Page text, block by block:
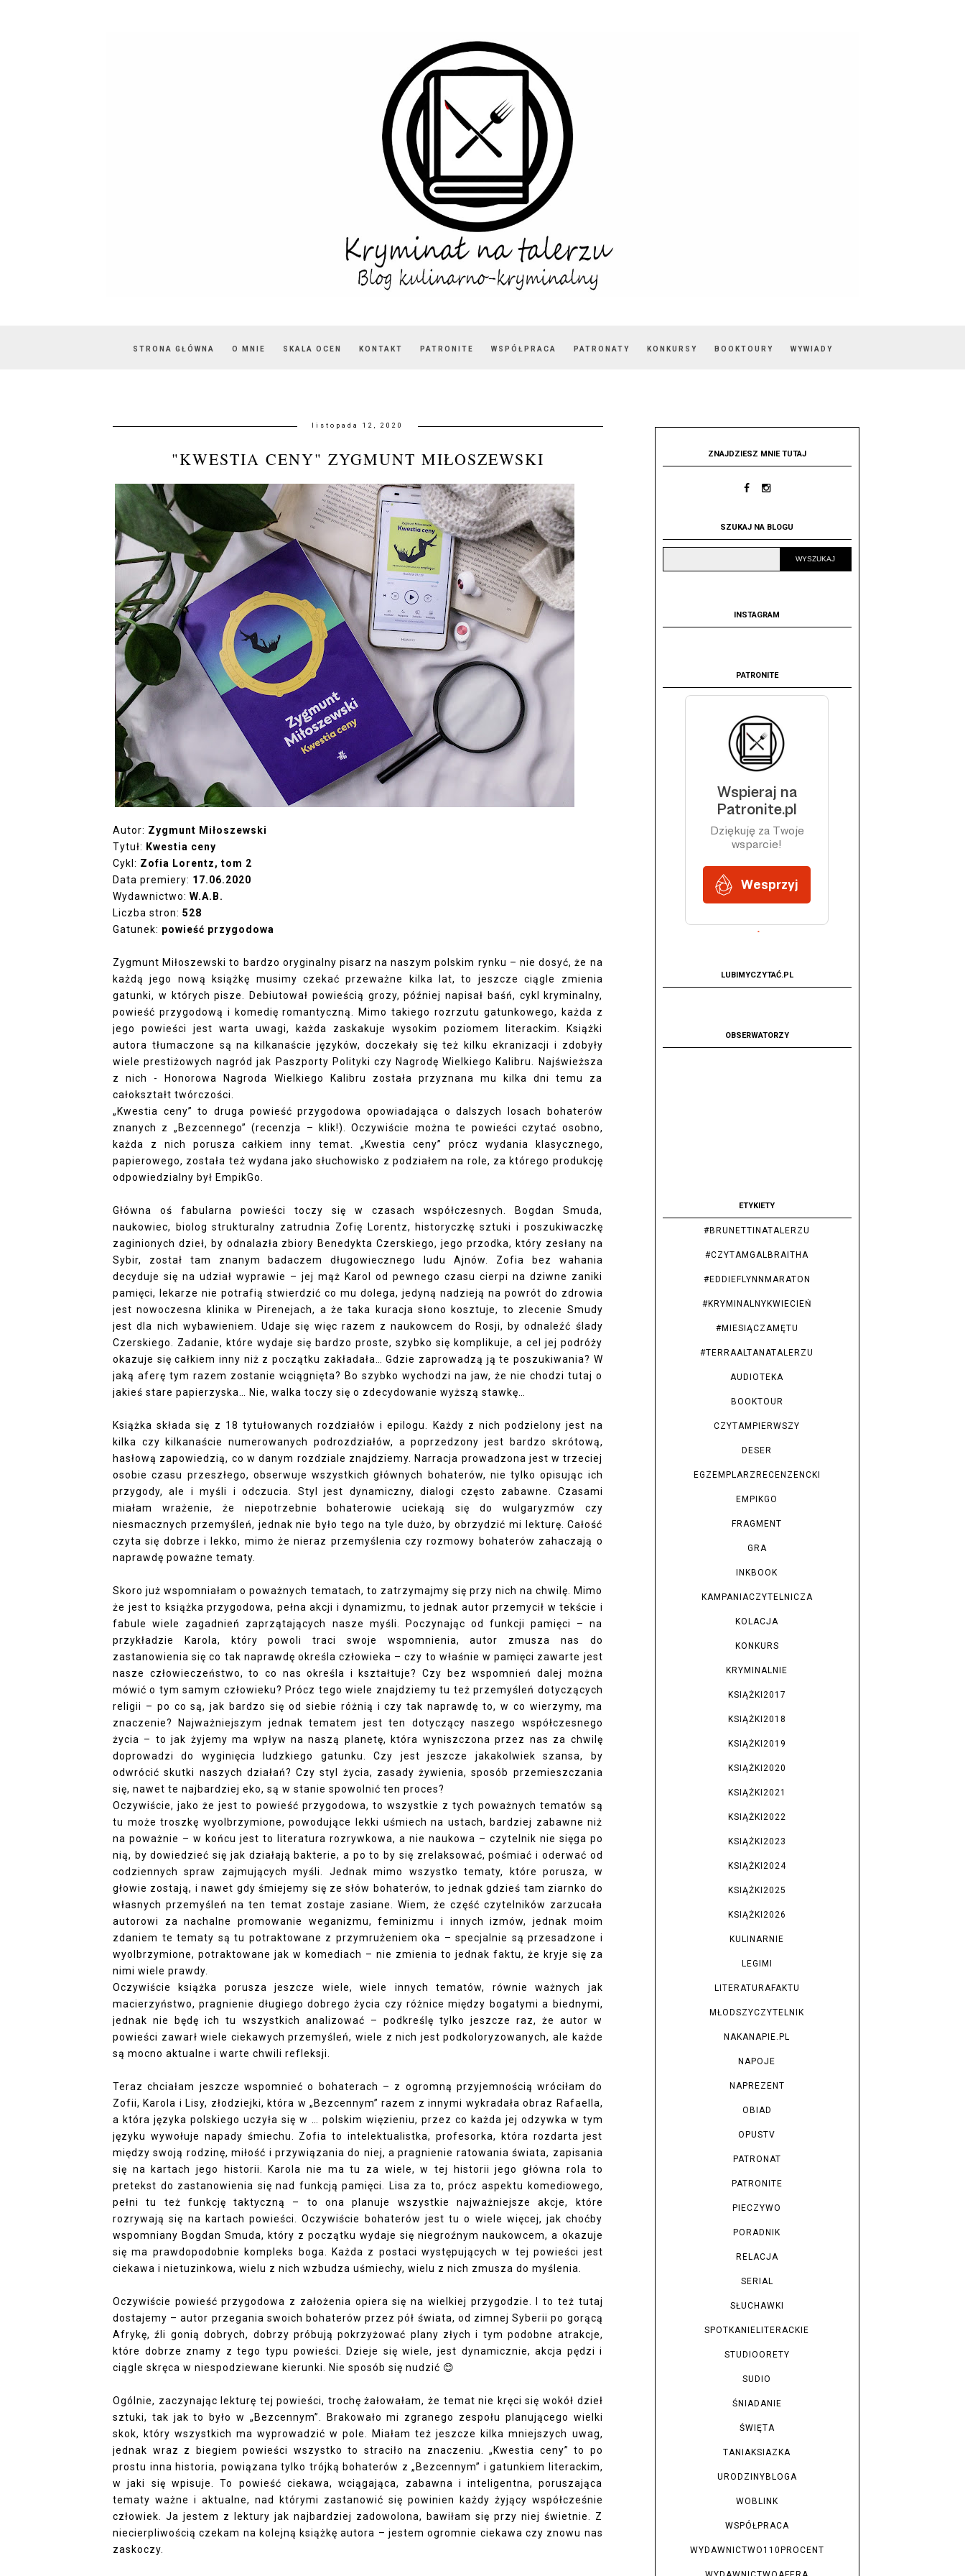
STRONA GŁÓWNA O MNIE SKALA OCEN KONTAKT PATRONITE WSPÓŁPRACA PATRONATY KONKURSY BOOKTOURY WYWIADY
listopada 12, 2020
"KWESTIA CENY" ZYGMUNT MIŁOSZEWSKI
Autor: Zygmunt Miłoszewski
Tytuł: Kwestia ceny
Cykl: Zofia Lorentz, tom 2
Data premiery: 17.06.2020
Wydawnictwo: W.A.B.
Liczba stron: 528
Gatunek: powieść przygodowa
Zygmunt Miłoszewski to bardzo oryginalny pisarz na naszym polskim rynku – nie dosyć, że na
każdą jego nową książkę musimy czekać przeważne kilka lat, to jeszcze ciągle zmienia
gatunki, w których pisze. Debiutował powieścią grozy, później napisał baśń, cykl kryminalny,
powieść przygodową i komedię romantyczną. Mimo takiego rozrzutu gatunkowego, każda z
jego powieści jest warta uwagi, każda zaskakuje wysokim poziomem literackim. Książki
autora tłumaczone są na kilkanaście języków, doczekały się też kilku ekranizacji i zdobyły
wiele prestiżowych nagród jak Paszporty Polityki czy Nagrodę Wielkiego Kalibru. Najświeższa
z nich - Honorowa Nagroda Wielkiego Kalibru została przyznana mu kilka dni temu za
całokształt twórczości.
„Kwestia ceny” to druga powieść przygodowa opowiadająca o dalszych losach bohaterów
znanych z „Bezcennego” (recenzja – klik!). Oczywiście można te powieści czytać osobno,
każda z nich porusza całkiem inny temat. „Kwestia ceny” prócz wydania klasycznego,
papierowego, została też wydana jako słuchowisko z podziałem na role, za którego produkcję
odpowiedzialny był EmpikGo.
Główna oś fabularna powieści toczy się w czasach współczesnych. Bogdan Smuda,
naukowiec, biolog strukturalny zatrudnia Zofię Lorentz, historyczkę sztuki i poszukiwaczkę
zaginionych dzieł, by odnalazła zbiory Benedykta Czerskiego, jego przodka, który zesłany na
Sybir, został tam znanym badaczem długowiecznego ludu Ajnów. Zofia bez wahania
decyduje się na udział wyprawie – jej mąż Karol od pewnego czasu cierpi na dziwne zaniki
pamięci, lekarze nie potrafią stwierdzić co mu dolega, jedyną nadzieją na powrót do zdrowia
jest nowoczesna klinika w Pirenejach, a że taka kuracja słono kosztuje, to zlecenie Smudy
jest dla nich wybawieniem. Udaje się więc razem z naukowcem do Rosji, by odnaleźć ślady
Czerskiego. Zadanie, które wydaje się bardzo proste, szybko się komplikuje, a cel jej podróży
okazuje się całkiem inny niż z początku zakładała… Gdzie zaprowadzą ją te poszukiwania? W
jaką aferę tym razem zostanie wciągnięta? Bo szybko wychodzi na jaw, że nie chodzi tutaj o
jakieś stare papierzyska… Nie, walka toczy się o zdecydowanie wyższą stawkę…
Książka składa się z 18 tytułowanych rozdziałów i epilogu. Każdy z nich podzielony jest na
kilka czy kilkanaście numerowanych podrozdziałów, a poprzedzony jest bardzo skrótową,
hasłową zapowiedzią, co w danym rozdziale znajdziemy. Narracja prowadzona jest w trzeciej
osobie czasu przeszłego, obserwuje wszystkich głównych bohaterów, nie tylko opisując ich
przygody, ale i myśli i odczucia. Styl jest dynamiczny, dialogi często zabawne. Czasami
miałam wrażenie, że niepotrzebnie bohaterowie uciekają się do wulgaryzmów czy
niesmacznych przemyśleń, jednak nie było tego na tyle dużo, by obrzydzić mi lekturę. Całość
czyta się dobrze i lekko, mimo że nieraz przemyślenia czy rozmowy bohaterów zahaczają o
naprawdę poważne tematy.
Skoro już wspomniałam o poważnych tematach, to zatrzymajmy się przy nich na chwilę. Mimo
że jest to książka przygodowa, pełna akcji i dynamizmu, to jednak autor przemycił w tekście i
fabule wiele zagadnień zaprzątających nasze myśli. Poczynając od funkcji pamięci – na
przykładzie Karola, który powoli traci swoje wspomnienia, autor zmusza nas do
zastanowienia się co tak naprawdę określa człowieka – czy to właśnie w pamięci zawarte jest
nasze człowieczeństwo, to co nas określa i kształtuje? Czy bez wspomnień dalej można
mówić o tym samym człowieku? Prócz tego wiele znajdziemy tu też przemyśleń dotyczących
religii – po co są, jak bardzo się od siebie różnią i czy tak naprawdę to, w co wierzymy, ma
znaczenie? Najważniejszym jednak tematem jest ten dotyczący naszego współczesnego
życia – to jak żyjemy ma wpływ na naszą planetę, która wyniszczona przez nas za chwilę
doprowadzi do wyginięcia ludzkiego gatunku. Czy jest jeszcze jakakolwiek szansa, by
odwrócić skutki naszych działań? Czy styl życia, zasady żywienia, sposób przemieszczania
się, nawet te najbardziej eko, są w stanie spowolnić ten proces?
Oczywiście, jako że jest to powieść przygodowa, to wszystkie z tych poważnych tematów są
tu może troszkę wyolbrzymione, powodujące lekki uśmiech na ustach, bardziej zabawne niż
na poważnie – w końcu jest to literatura rozrywkowa, a nie naukowa – czytelnik nie sięga po
nią, by dowiedzieć się jak działają bakterie, a po to by się zrelaksować, pośmiać i oderwać od
codziennych spraw zajmujących myśli. Jednak mimo wszystko tematy, które porusza, w
głowie zostają, i nawet gdy śmiejemy się ze słów bohaterów, to jednak gdzieś tam ziarnko do
własnych przemyśleń na ten temat zostaje zasiane. Wiem, że część czytelników zarzucała
autorowi za nachalne promowanie weganizmu, feminizmu i innych izmów, jednak moim
zdaniem te tematy są tu potraktowane z przymrużeniem oka – specjalnie są przesadzone i
wyolbrzymione, potraktowane jak w komediach – nie zmienia to jednak faktu, że kryje się za
nimi wiele prawdy.
Oczywiście książka porusza jeszcze wiele, wiele innych tematów, równie ważnych jak
macierzyństwo, pragnienie długiego dobrego życia czy różnice między bogatymi a biednymi,
jednak nie będę ich tu wszystkich analizować – podkreślę tylko jeszcze raz, że autor w
powieści zawarł wiele ciekawych przemyśleń, wiele z nich jest podkoloryzowanych, ale każde
są mocno aktualne i warte chwili refleksji.
Teraz chciałam jeszcze wspomnieć o bohaterach – z ogromną przyjemnością wróciłam do
Zofii, Karola i Lisy, złodziejki, która w „Bezcennym” razem z innymi wykradała obraz Rafaella,
a która języka polskiego uczyła się w … polskim więzieniu, przez co każda jej odzywka w tym
języku wywołuje napady śmiechu. Zofia to intelektualistka, profesorka, która rozdarta jest
między swoją rodzinę, miłość i przywiązania do niej, a pragnienie ratowania świata, zapisania
się na kartach jego historii. Karola nie ma tu za wiele, w tej historii jego główna rola to
pretekst do zastanowienia się nad funkcją pamięci. Lisa za to, prócz aspektu komediowego,
pełni tu też funkcję taktyczną – to ona planuje wszystkie najważniejsze akcje, które
rozrywają się na kartach powieści. Oczywiście bohaterów jest tu o wiele więcej, jak choćby
wspomniany Bogdan Smuda, który z początku wydaje się niegroźnym naukowcem, a okazuje
się ma prawdopodobnie kompleks boga. Każda z postaci występujących w tej powieści jest
ciekawa i nietuzinkowa, wielu z nich wzbudza uśmiechy, wielu z nich zmusza do myślenia.
Oczywiście powieść przygodowa z założenia opiera się na wielkiej przygodzie. I to też tutaj
dostajemy – autor przegania swoich bohaterów przez pół świata, od zimnej Syberii po gorącą
Afrykę, źli gonią dobrych, dobrzy próbują pokrzyżować plany złych i tym podobne atrakcje,
które dobrze znamy z tego typu powieści. Dzieje się wiele, jest dynamicznie, akcja pędzi i
ciągle skręca w niespodziewane kierunki. Nie sposób się nudzić 😊
Ogólnie, zaczynając lekturę tej powieści, trochę żałowałam, że temat nie kręci się wokół dzieł
sztuki, tak jak to było w „Bezcennym”. Brakowało mi zgranego zespołu planującego wielki
skok, który wszystkich ma wyprowadzić w pole. Miałam też jeszcze kilka mniejszych uwag,
jednak wraz z biegiem powieści wszystko to straciło na znaczeniu. „Kwestia ceny” to po
prostu inna historia, powiązana tylko trójką bohaterów z „Bezcennym” i gatunkiem literackim,
w jaki się wpisuje. To powieść ciekawa, wciągająca, zabawna i inteligentna, poruszająca
tematy ważne i aktualne, nad którymi zastanowić się powinien każdy żyjący współcześnie
człowiek. Ja jestem z lektury jak najbardziej zadowolona, bawiłam się przy niej świetnie. Z
niecierpliwością czekam na kolejną książkę autora – jestem ogromnie ciekawa czy znowu nas
zaskoczy.
ZNAJDZIESZ MNIE TUTAJ
SZUKAJ NA BLOGU
INSTAGRAM
PATRONITE
LUBIMYCZYTAĆ.PL
OBSERWATORZY
ETYKIETY
#BRUNETTINATALERZU
#CZYTAMGALBRAITHA
#EDDIEFLYNNMARATON
#KRYMINALNYKWIECIEŃ
#MIESIĄCZAMĘTU
#TERRAALTANATALERZU
AUDIOTEKA
BOOKTOUR
CZYTAMPIERWSZY
DESER
EGZEMPLARZRECENZENCKI
EMPIKGO
FRAGMENT
GRA
INKBOOK
KAMPANIACZYTELNICZA
KOLACJA
KONKURS
KRYMINALNIE
KSIĄŻKI2017
KSIĄŻKI2018
KSIĄŻKI2019
KSIĄŻKI2020
KSIĄŻKI2021
KSIĄŻKI2022
KSIĄŻKI2023
KSIĄŻKI2024
KSIĄŻKI2025
KSIĄŻKI2026
KULINARNIE
LEGIMI
LITERATURAFAKTU
MŁODSZYCZYTELNIK
NAKANAPIE.PL
NAPOJE
NAPREZENT
OBIAD
OPUSTV
PATRONAT
PATRONITE
PIECZYWO
PORADNIK
RELACJA
SERIAL
SŁUCHAWKI
SPOTKANIELITERACKIE
STUDIOORETY
SUDIO
ŚNIADANIE
ŚWIĘTA
TANIAKSIAZKA
URODZINYBLOGA
WOBLINK
WSPÓŁPRACA
WYDAWNICTWO110PROCENT